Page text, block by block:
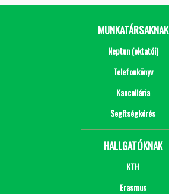
MUNKATÁRSAKNAK
Neptun (oktatói)
Telefonkönyv
Kancellária
Segítségkérés
HALLGATÓKNAK
KTH
Erasmus